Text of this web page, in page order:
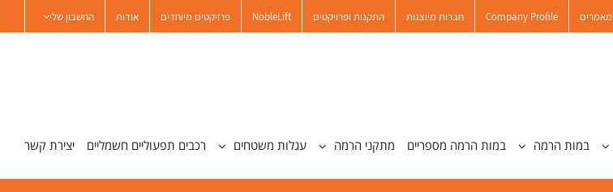
מאמרים Company Profile חברות מיוצגות התקנות ופרויקטים NobleLift פרויקטים מיוחדים אודות החשבון שלי
במות הרמה במות הרמה מספריים מתקני הרמה עגלות משטחים רכבים תפעוליים חשמליים יצירת קשר